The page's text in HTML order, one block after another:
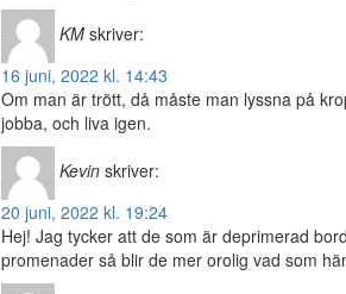
KM skriver:
16 juni, 2022 kl. 14:43
Om man är trött, då måste man lyssna på
jobba, och liva igen.
Kevin skriver:
20 juni, 2022 kl. 19:24
Hej! Jag tycker att de som är deprimerad
promenader så blir de mer orolig vad som